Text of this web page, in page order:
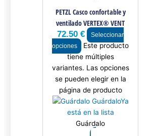
PETZL Casco confortable y
ventilado VERTEX® VENT
72.50€
Seleccionar
opciones
Este producto
tiene múltiples
variantes. Las opciones
se pueden elegir en la
página de producto
GuárdaloYa
está en la lista
Guárdalo